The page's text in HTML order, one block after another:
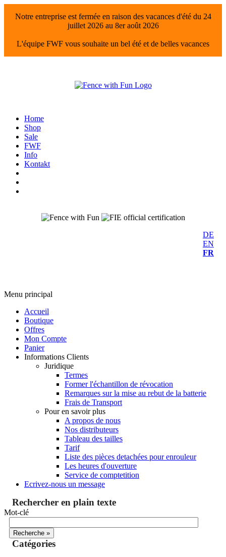
Notre entreprise est fermée en raison des vacances d'été du 24
juillet 2026 au 8er août 2026
L'équipe FWF vous souhaite un bel été et de belles vacances
Home
Shop
Sale
FWF
Info
Kontakt
DE
EN
FR
Menu principal
Accueil
Boutique
Offres
Mon Compte
Panier
Informations Clients
Juridique
Termes
Former l'échantillon de révocation
Remarques sur la mise au rebut de la batterie
Frais de Transport
Pour en savoir plus
A propos de nous
Nos distributeurs
Tableau des tailles
Tarif
Liste des pièces detachées pour enrouleur
Les heures d'ouverture
Service de comptetition
Ecrivez-nous un message
Rechercher en plain texte
Mot-clé
Catégories